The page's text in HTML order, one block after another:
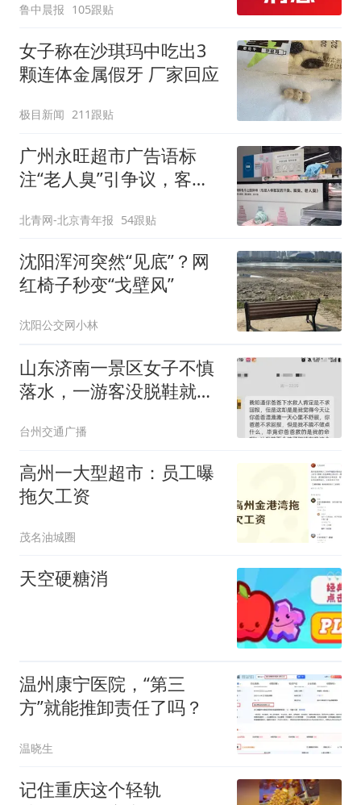
两，做成红烧辣子鱼块，
味道很好
鲁中晨报 105跟贴
女子称在沙琪玛中吃出3
颗连体金属假牙 厂家回应
极目新闻 211跟贴
广州永旺超市广告语标
注“老人臭”引争议，客服
北青网-北京青年报 54跟贴
沈阳浑河突然“见底”？网
红椅子秒变“戈壁风”
沈阳公交网小林
山东济南一景区女子不慎
落水，一游客没脱鞋就跃
钟救起，女子转账感谢被
婉拒，救人者儿子：做好
事和赚钱是两码事
台州交通广播
高州一大型超市：员工曝
拖欠工资
茂名油城圈
天空硬糖消
温州康宁医院，“第三
方”就能推卸责任了吗？
温晓生
记住重庆这个轻轨